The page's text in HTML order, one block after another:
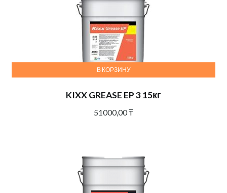
KIXX GREASE EP 3 15кг
51000,00₸
В КОРЗИНУ